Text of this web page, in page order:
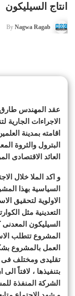
انتاج السيليكون
By Nagwa Ragab
عقد المهندس طارق
الاجراءات الجارية
اقامته بمدينة
البترول والثروة
العائد الاقتصادى
و اكد الملا خلال
السياسية بهذا
الاولوية لتحقيق
التعدينية مثل
السيليكون
المشروع تتطلب
العمل بالمشروع
تقليدى ومختلف فى
بتنفيذها ، لافتاً
الشركة المنفذة